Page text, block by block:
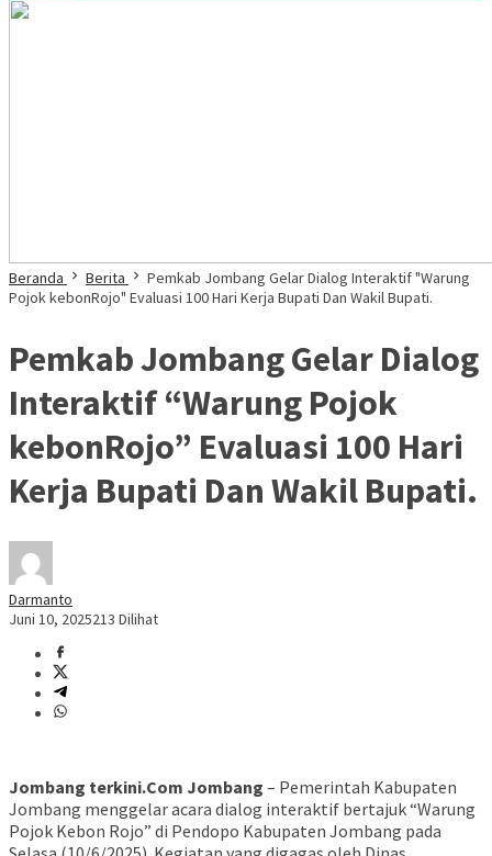
Beranda Berita
Pemkab Jombang Gelar Dialog Interaktif "Warung
Pojok kebonRojo" Evaluasi 100 Hari Kerja Bupati Dan Wakil Bupati.
Pemkab Jombang Gelar Dialog
Interaktif “Warung Pojok
kebonRojo” Evaluasi 100 Hari
Kerja Bupati Dan Wakil Bupati.
Darmanto
Juni 10, 2025213 Dilihat
Jombang terkini.Com Jombang – Pemerintah Kabupaten
Jombang menggelar acara dialog interaktif bertajuk “Warung
Pojok Kebon Rojo” di Pendopo Kabupaten Jombang pada